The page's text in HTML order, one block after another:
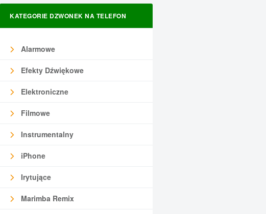
KATEGORIE DZWONEK NA TELEFON
Alarmowe
Efekty Dźwiękowe
Elektroniczne
Filmowe
Instrumentalny
iPhone
Irytujące
Marimba Remix